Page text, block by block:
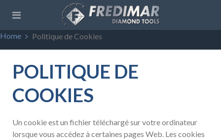
Home Politique de Cookies
POLITIQUE DE
COOKIES
Un cookie est un fichier téléchargé sur votre ordinateur
lorsque vous accédez à certaines pages Web. Les cookies